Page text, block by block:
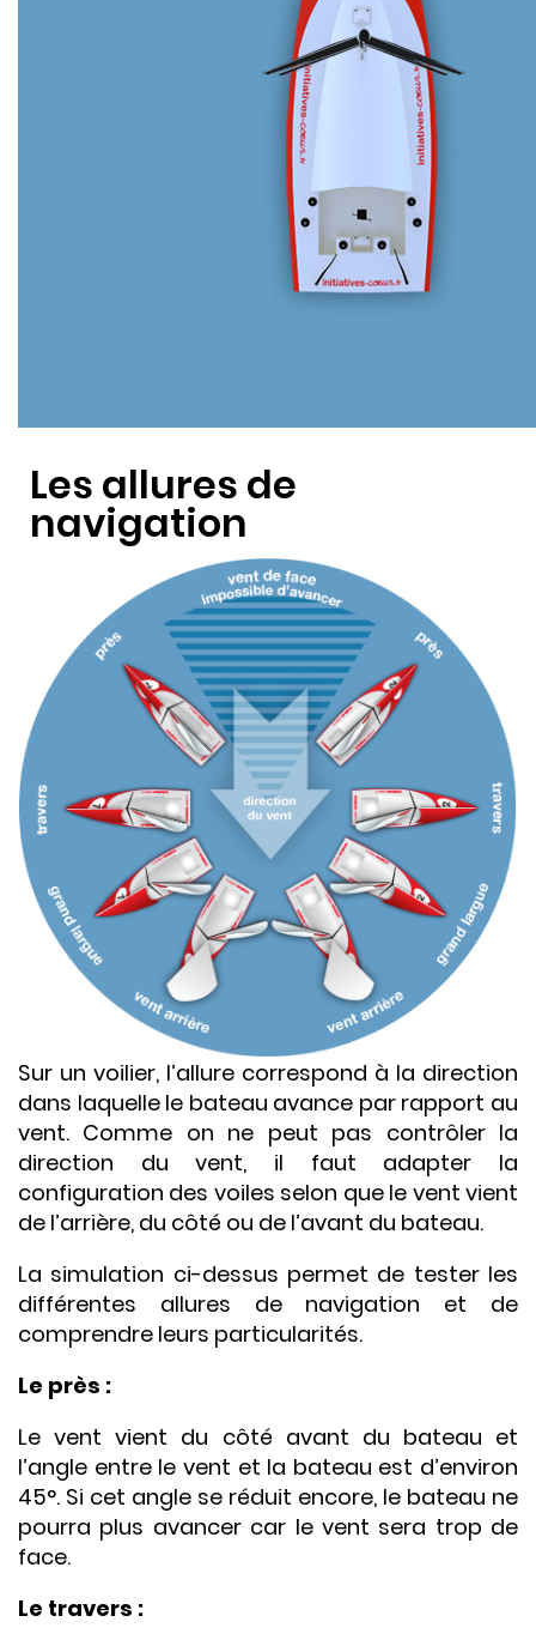
Les allures de
navigation
Sur un voilier, l’allure correspond à la direction
dans laquelle le bateau avance par rapport au
vent. Comme on ne peut pas contrôler la
direction du vent, il faut adapter la
configuration des voiles selon que le vent vient
de l’arrière, du côté ou de l’avant du bateau.
La simulation ci-dessus permet de tester les
différentes allures de navigation et de
comprendre leurs particularités.
Le près :
Le vent vient du côté avant du bateau et
l’angle entre le vent et la bateau est d’environ
45°. Si cet angle se réduit encore, le bateau ne
pourra plus avancer car le vent sera trop de
face.
Le travers :